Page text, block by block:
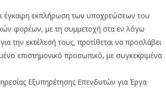
έγκαιρη εκπλήρωση των υποχρεώσεων του
φορέων, µε τη συµµετοχή στα εν λόγω
την εκτέλεσή τους, προτίθεται να προσλάβει
επιστημονικό προσωπικό, µε συγκεκριμένα
Εξυπηρέτησης Επενδυτών για Έργα